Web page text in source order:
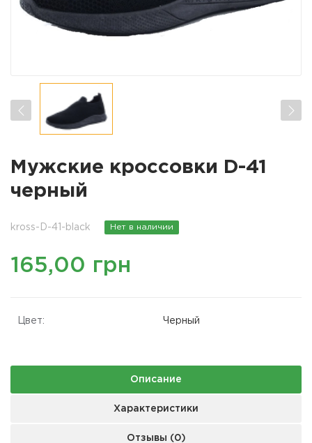
Мужские кроссовки D-41
черный
kross-D-41-black Нет в наличии
165,00 грн
Цвет: Черный
Описание
Характеристики
Отзывы (0)